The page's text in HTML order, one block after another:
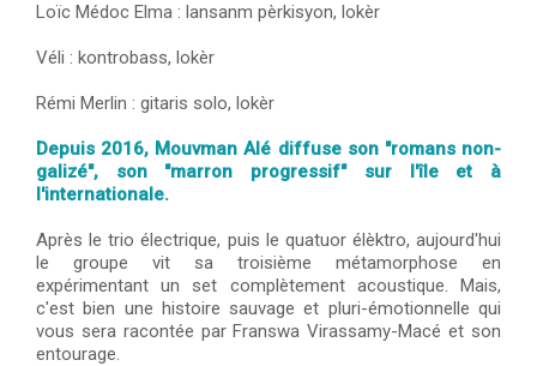
Loïc Médoc Elma : lansanm pèrkisyon, lokèr
Véli : kontrobass, lokèr
Rémi Merlin : gitaris solo, lokèr
Depuis 2016, Mouvman Alé diffuse son "romans non-
galizé", son "marron progressif" sur l'île et à
l'internationale.
Après le trio électrique, puis le quatuor élèktro, aujourd'hui
le groupe vit sa troisième métamorphose en
expérimentant un set complètement acoustique. Mais,
c'est bien une histoire sauvage et pluri-émotionnelle qui
vous sera racontée par Franswa Virassamy-Macé et son
entourage.